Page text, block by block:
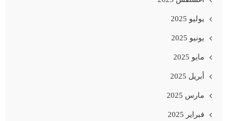
يوليو 2025
يونيو 2025
مايو 2025
أبريل 2025
مارس 2025
فبراير 2025